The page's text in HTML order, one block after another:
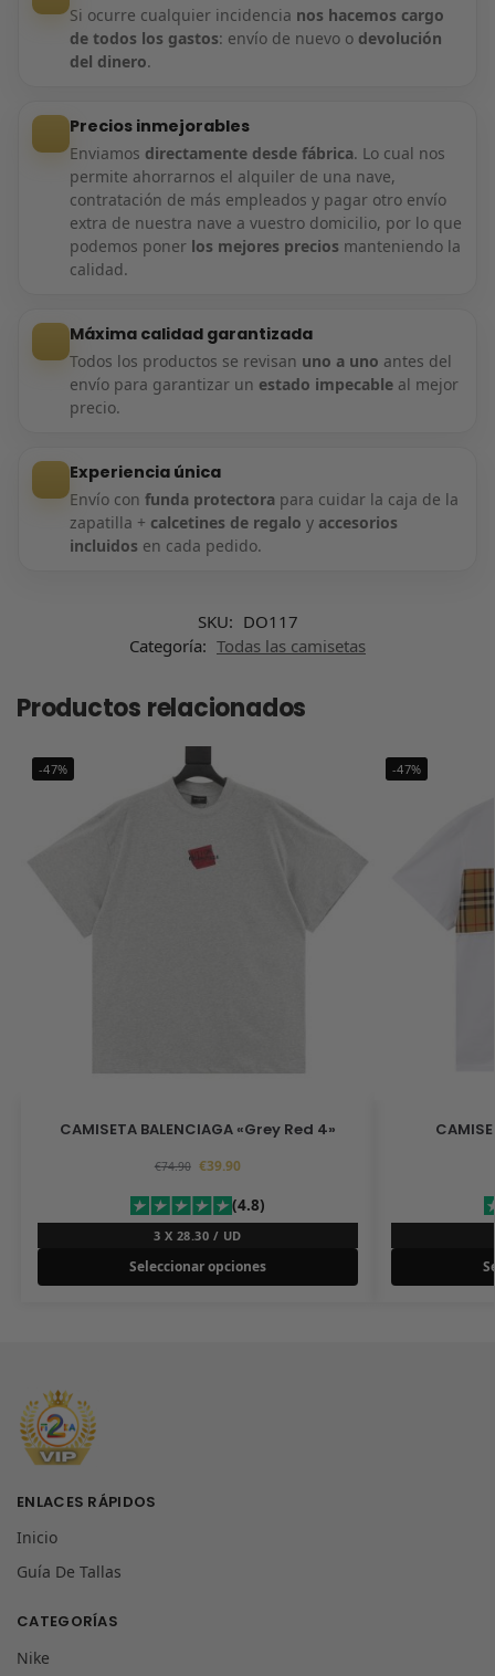
Si ocurre cualquier incidencia nos hacemos cargo
de todos los gastos: envío de nuevo o devolución
del dinero.
Precios inmejorables
Enviamos directamente desde fábrica. Lo cual nos
permite ahorrarnos el alquiler de una nave,
contratación de más empleados y pagar otro envío
extra de nuestra nave a vuestro domicilio, por lo que
podemos poner los mejores precios manteniendo la
calidad.
Máxima calidad garantizada
Todos los productos se revisan uno a uno antes del
envío para garantizar un estado impecableal mejor
precio.
Experiencia única
Envío con funda protectorapara cuidar la caja de la
zapatilla + calcetines de regalo y accesorios
incluidos en cada pedido.
SKU: DO117
Categoría: Todas las camisetas
Productos relacionados
-47%
CAMISETA BALENCIAGA «Grey Red 4»
€74.90 €39.90
(4.8)
3 X 28.30 / UD
Seleccionar opciones
-47%
ENLACES RÁPIDOS
Inicio
Guía De Tallas
CATEGORÍAS
Nike